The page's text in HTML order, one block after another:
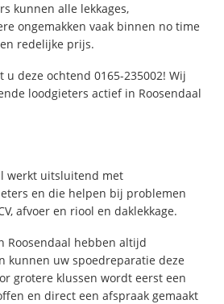
kunnen alle lekkages,
ongemakken vaak binnen no time
redelijke prijs.
u deze ochtend 0165-235002! Wij
loodgieters actief in Roosendaal
werkt uitsluitend met
en die helpen bij problemen
afvoer en riool en daklekkage.
Roosendaal hebben altijd
kunnen uw spoedreparatie deze
grotere klussen wordt eerst een
en direct een afspraak gemaakt